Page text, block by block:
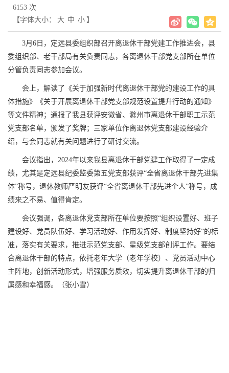
6153 次
【字体大小：
大 中 小 】
3月6日，定远县委组织部召开离退休干部党建工作推进会，县
委组织部、老干部局有关负责同志，各离退休干部党支部所在单位
分管负责同志参加会议。
会上，解读了《关于加强新时代离退休干部党的建设工作的具
体措施》《关于开展离退休干部党支部规范设置提升行动的通知》
等文件精神；通报了我县获评安徽省、滁州市离退休干部职工示范
党支部名单，颁发了奖牌；三家单位作离退休党支部建设经验介
绍，与会同志就有关问题进行了研讨交流。
会议指出，2024年以来我县离退休干部党建工作取得了一定成
绩，尤其是定远县纪委监委第五党支部获评“全省离退休干部先进集
体”称号，退休教师严明友获评“全省离退休干部先进个人”称号，成
绩来之不易、值得肯定。
会议强调，各离退休党支部所在单位要按照“组织设置好、班子
建设好、党员队伍好、学习活动好、作用发挥好、制度坚持好”的标
准，落实有关要求，推进示范党支部、星级党支部创评工作。要结
合离退休干部的特点，依托老年大学（老年学校）、党员活动中心
主阵地，创新活动形式，增强服务质效，切实提升离退休干部的归
属感和幸福感。（张小雪）